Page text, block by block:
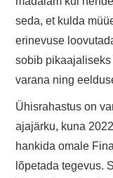
seda, et kulda
erinevuse
sobib
varana ning
Ühisrahastus on
ajajärku, kuna
hankida omale
lõpetada tegevus.